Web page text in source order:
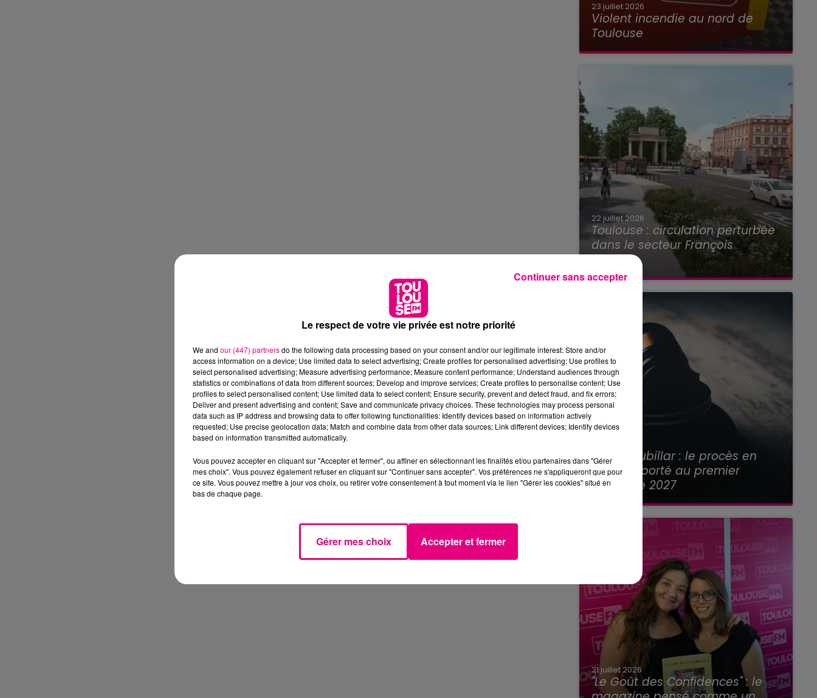
23 juillet 2026
Violent incendie au nord de
Toulouse
22 juillet 2026
Toulouse : circulation perturbée
dans le secteur François
Verdier...
Affaire Jubillar : le procès en
appel reporté au premier
semestre 2027
21 juillet 2026
"Le Goût des Confidences" : le
Le respect de votre vie privée est notre priorité
We and our (447) partnersdo the following data processing based on your consent and/or our legitimate interest: Store and/or
access information on a device; Use limited data to select advertising; Create profiles for personalised advertising; Use profiles to
select personalised advertising; Measure advertising performance; Measure content performance; Understand audiences through
statistics or combinations of data from different sources; Develop and improve services; Create profiles to personalise content; Use
profiles to select personalised content; Use limited data to select content; Ensure security, prevent and detect fraud, and fix errors;
Deliver and present advertising and content; Save and communicate privacy choices. These technologies may process personal
data such as IP address and browsing data to offer following functionalities: Identify devices based on information actively
requested; Use precise geolocation data; Match and combine data from other data sources; Link different devices; Identify devices
based on information transmitted automatically.
Vous pouvez accepter en cliquant sur "Accepter et fermer", ou affiner en sélectionnant les finalités et/ou partenaires dans "Gérer
mes choix". Vous pouvez également refuser en cliquant sur "Continuer sans accepter". Vos préférences ne s'appliqueront que pour
ce site. Vous pouvez mettre à jour vos choix, ou retirer votre consentement à tout moment via le lien "Gérer les cookies" situé en
bas de chaque page.
Gérer mes choix Accepter et fermer
Continuer sans accepter